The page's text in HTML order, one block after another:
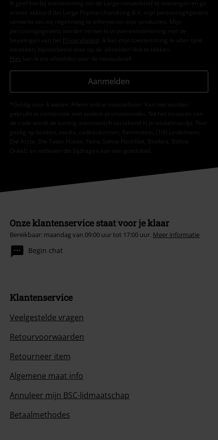
Ik geef hierbij toestemming om de Large-nieuwsbrief te ontvangen en ga
ermee akkoord dat Large Popmerchandising B.V. mijn persoonsgegevens
verwerkt om mij regelmatig te informeren over producten. Mijn
persoonsgegevens worden verwerkt in overeenstemming met de
bepalingen van het
Privacybeleid . Ik kan mijn toestemming te allen tijde
intrekken, bijvoorbeeld door op de ‘afmelden’-link te klikken.
Hier kan ik me afmelden voor de nieuwsbrief.
Aanmelden
*Geldig voor 4 weken. Alleen online inwisselbaar. Kan niet worden
gebruikt in combinatie met andere promotiecodes. Na het invoeren van
de code wordt de korting automatisch verrekend in je winkelmandje. Niet
geldig op boeken, media, cadeaubonnen, Rammstein, (Till) Lindemann,
Die Ärzte, Die Toten Hosen, Feine Sahne Fischfilet, Broilers, Böhse
Onkelz en artikelen die bijdragen aan een goed doel.
Onze klantenservice staat voor je klaar
Bereikbaar: maandag van 09:00 uur tot 17:00 uur. Meer informatie
Begin chat
Klantenservice
Veelgestelde vragen
Retourvoorwaarden
Retourneer item
Algemene maat info
Annuleer mijn BSC-lidmaatschap
Betaalmethodes